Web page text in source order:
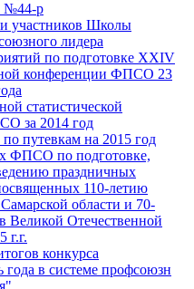
№44-р
участников Школы
лидера
по подготовке XXIV
конференции ФПСО 23
статистической
за 2014 год
путевкам на 2015 год
ФПСО по подготовке,
праздничных
110-летию
области и 70-
Великой Отечественной
г.г.
конкурса
года в системе профсоюзн